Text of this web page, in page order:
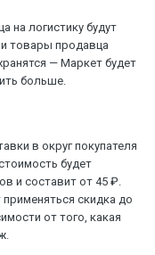
на логистику будут
товары продавца
— Маркет будет
больше.
в округ покупателя
будет
и составит от 45 ₽.
скидка до
от того, какая